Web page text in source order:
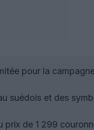
pour la
suédois et des
de 1 299